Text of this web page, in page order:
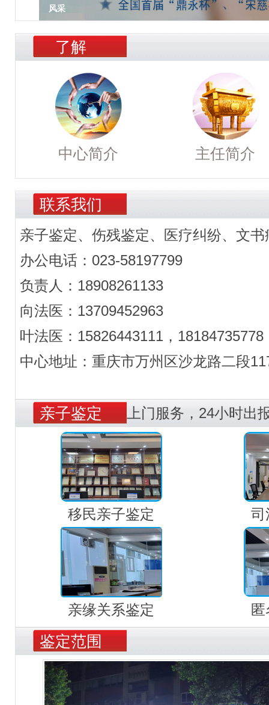
风采
了解
中心简介 主任简介
联系我们
亲子鉴定、伤残鉴定、医疗纠纷、文
办公电话：023-58197799
负责人：18908261133
向法医：13709452963
叶法医：15826443111，18184735778
中心地址：重庆市万州区沙龙路二段
亲子鉴定 上门服务，24小时出
移民亲子鉴定 司
亲缘关系鉴定
鉴定范围